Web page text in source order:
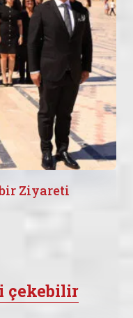
Ziyareti
çekebilir